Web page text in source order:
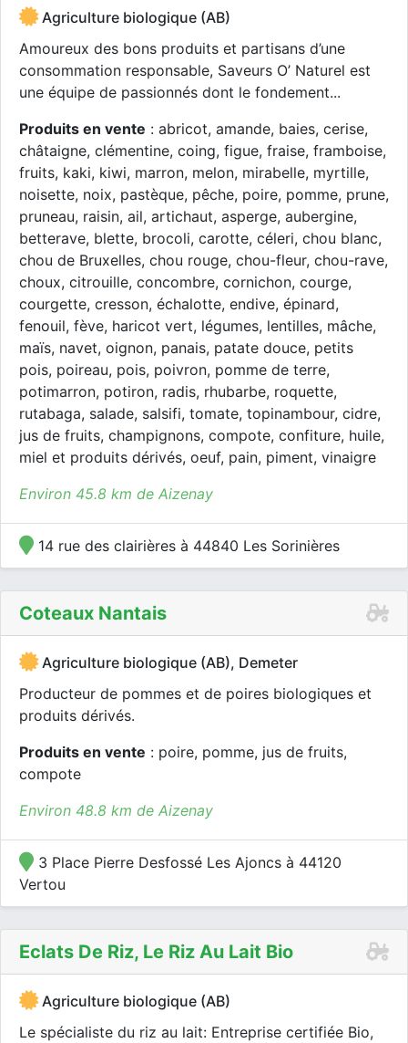
Agriculture biologique (AB)
Amoureux des bons produits et partisans d’une
consommation responsable, Saveurs O’ Naturel est
une équipe de passionnés dont le fondement...
Produits en vente : abricot, amande, baies, cerise,
châtaigne, clémentine, coing, figue, fraise, framboise,
fruits, kaki, kiwi, marron, melon, mirabelle, myrtille,
noisette, noix, pastèque, pêche, poire, pomme, prune,
pruneau, raisin, ail, artichaut, asperge, aubergine,
betterave, blette, brocoli, carotte, céleri, chou blanc,
chou de Bruxelles, chou rouge, chou-fleur, chou-rave,
choux, citrouille, concombre, cornichon, courge,
courgette, cresson, échalotte, endive, épinard,
fenouil, fève, haricot vert, légumes, lentilles, mâche,
maïs, navet, oignon, panais, patate douce, petits
pois, poireau, pois, poivron, pomme de terre,
potimarron, potiron, radis, rhubarbe, roquette,
rutabaga, salade, salsifi, tomate, topinambour, cidre,
jus de fruits, champignons, compote, confiture, huile,
miel et produits dérivés, oeuf, pain, piment, vinaigre
Environ 45.8 km de Aizenay
14 rue des clairières à 44840 Les Sorinières
Coteaux Nantais
Agriculture biologique (AB), Demeter
Producteur de pommes et de poires biologiques et
produits dérivés.
Produits en vente : poire, pomme, jus de fruits,
compote
Environ 48.8 km de Aizenay
3 Place Pierre Desfossé Les Ajoncs à 44120
Vertou
Eclats De Riz, Le Riz Au Lait Bio
Agriculture biologique (AB)
Le spécialiste du riz au lait: Entreprise certifiée Bio,